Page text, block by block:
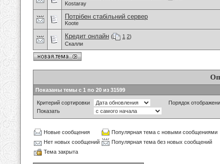
Kostaray
Потрібен стабільний сервер
Koote
Кредит онлайн ( 1 2)
Скалли
Показаны темы с 1 по 20 из 31599
Критерий сортировки
Порядок
Показать
Новые сообщения
Популярная тема с новыми сообщениями
Нет новых сообщений
Популярная тема без новых сообщений
Тема закрыта